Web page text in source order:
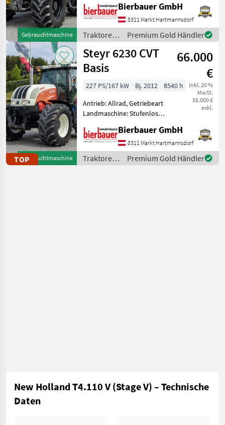
Gebrauchtmaschine
Zapfwellendrehzahl:
540/1000,
Höchstgeschwindigkeit in
km/h: 50 km/h, Aufladung:
Turbo
Bierbauer GmbH
8311 Markt Hartmannsdorf
Traktoren
/ Valtra
Premium Gold Händler
TOPGebrauchtmaschine
Steyr 6230 CVT
Basis
66.000
€
inkl. 20 %
MwSt.
55.000 €
exkl.
227 PS/167 kW Bj. 2012
8540 h
Antrieb: Allrad, Getriebeart
Landmaschine: Stufenloses
Zapfwellendrehzahl:
540/540E/1000/1000E,
Höchstgeschwindigkeit in
km/h: 50 km/h, Aufla
Bierbauer GmbH
8311 Markt Hartmannsdorf
Traktoren
/ Steyr
Premium Gold Händler
New Holland T4.110 V (Stage V) – Technische
Daten